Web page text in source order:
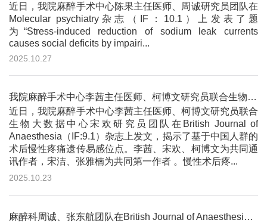
近日，我院麻醉手术中心陈果主任医师、周诚研究员团队在
Molecular psychiatry杂志（IF：10.1）上发表了题
为“Stress-induced reduction of sodium leak currents
causes social deﬁcits by impairi...
2025.10.27
我院麻醉手术中心李茜主任医师、柯博文研究员联合生物大数据中心宋欢研究员团队在British Journal of Anaes...
近日，我院麻醉手术中心李茜主任医师、柯博文研究员联合
生物大数据中心宋欢研究员团队在British Journal of
Anaesthesia（IF:9.1）杂志上发文，揭示了基于中国人群的
术后慢性疼痛遗传易感位点。李茜、宋欢、柯博文为共同通
讯作者，宋洁、张雅楠为共同第一作者 。慢性术后疼...
2025.10.23
麻醉科周诚、张东航团队在British Journal of Anaesthesia上发表研究成果 揭示mPFC锥体神经元...